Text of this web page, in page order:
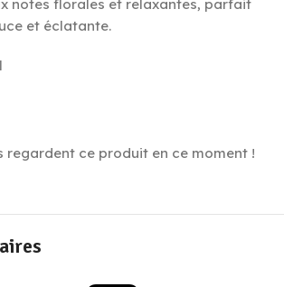
notes florales et relaxantes, parfait
et éclatante.
regardent ce produit en ce moment !